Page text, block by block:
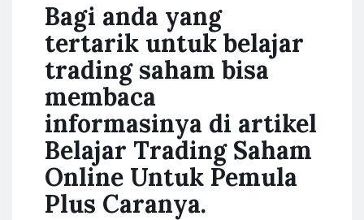
Bagi anda yang
tertarik untuk belajar
trading saham bisa
membaca
informasinya di artikel
Belajar Trading Saham
Online Untuk Pemula
Plus Caranya.